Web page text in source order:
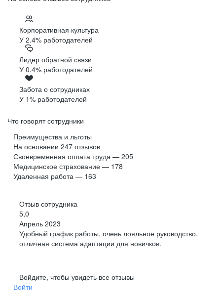
Корпоративная культура
У 2.4% работодателей
Лидер обратной связи
У 0.4% работодателей
Забота о сотрудниках
У 1% работодателей
Что говорят сотрудники
Преимущества и льготы
На основании 247 отзывов
Своевременная оплата труда — 205
Медицинское страхование — 178
Удаленная работа — 163
Отзыв сотрудника
5,0
Апрель 2023
Удобный график работы, очень лояльное руководство,
отличная система адаптации для новичков.
Войдите, чтобы увидеть все отзывы
Войти